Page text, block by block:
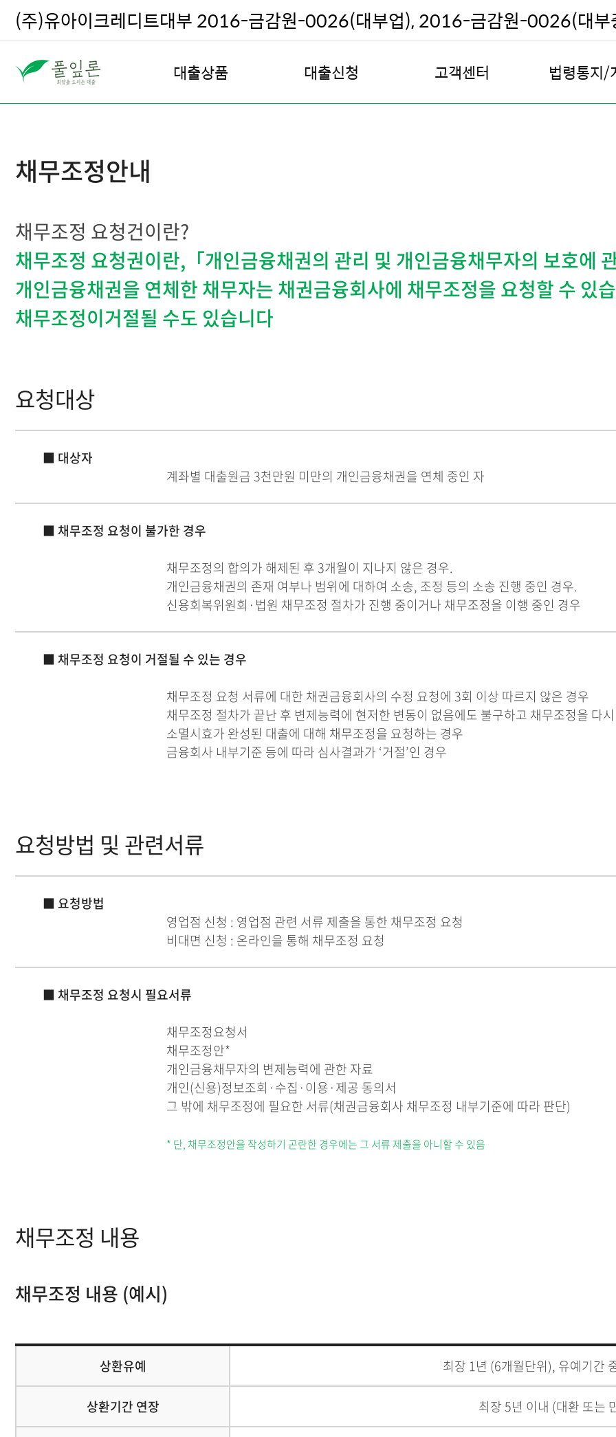
(주)유아이크레디트대부 2016-금감원-0026(대부업), 2016-금감원-0026(대부
대출상품
차량 담보 대출
회생, 파산, 신용회복 대출
우량고객 재대출
대출신청 고객센터
불편사항 처리절차 안내
불편사항접수
대출계약 철회 신청
법령통지/
전화권유판매 연
채무조정안내
채무조정 요청건이란?
채무조정 요청권이란,「개인금융채권의 관리 및 개인금융채무자의 보호에
개인금융채권을 연체한 채무자는 채권금융회사에 채무조정을 요청할 수 있
채무조정이거절될 수도 있습니다
요청대상
■ 대상자
계좌별 대출원금 3천만원 미만의 개인금융채권을 연체 중인 자
■ 채무조정 요청이 불가한 경우
채무조정의 합의가 해제된 후 3개월이 지나지 않은 경우.
개인금융채권의 존재 여부나 범위에 대하여 소송, 조정 등의 소송 진행 중인 경우.
신용회복위원회·법원 채무조정 절차가 진행 중이거나 채무조정을 이행 중인 경우
■ 채무조정 요청이 거절될 수 있는 경우
채무조정 요청 서류에 대한 채권금융회사의 수정 요청에 3회 이상 따르지 않은 경우
채무조정 절차가 끝난 후 변제능력에 현저한 변동이 없음에도 불구하고 채무조정을 다
소멸시효가 완성된 대출에 대해 채무조정을 요청하는 경우
금융회사 내부기준 등에 따라 심사결과가 ‘거절’인 경우
요청방법 및 관련서류
■ 요청방법
영업점 신청 : 영업점 관련 서류 제출을 통한 채무조정 요청
비대면 신청 : 온라인을 통해 채무조정 요청
■ 채무조정 요청시 필요서류
채무조정요청서
채무조정안*
개인금융채무자의 변제능력에 관한 자료
개인(신용)정보조회·수집·이용·제공 동의서
그 밖에 채무조정에 필요한 서류(채권금융회사 채무조정 내부기준에 따라 판단)
* 단, 채무조정안을 작성하기 곤란한 경우에는 그 서류 제출을 아니할 수 있음
채무조정 내용
채무조정 내용 (예시)
상환유예 최장 1년 (6개월단위), 유예기간
상환기간 연장 최장 5년 이내 (대환 또는